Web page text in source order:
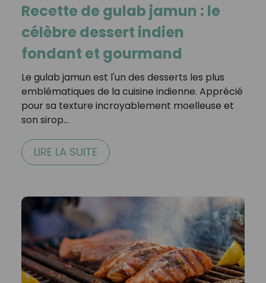
Recette de gulab jamun : le
célèbre dessert indien
fondant et gourmand
Le gulab jamun est l'un des desserts les plus
emblématiques de la cuisine indienne. Apprécié
pour sa texture incroyablement moelleuse et
son sirop…
LIRE LA SUITE